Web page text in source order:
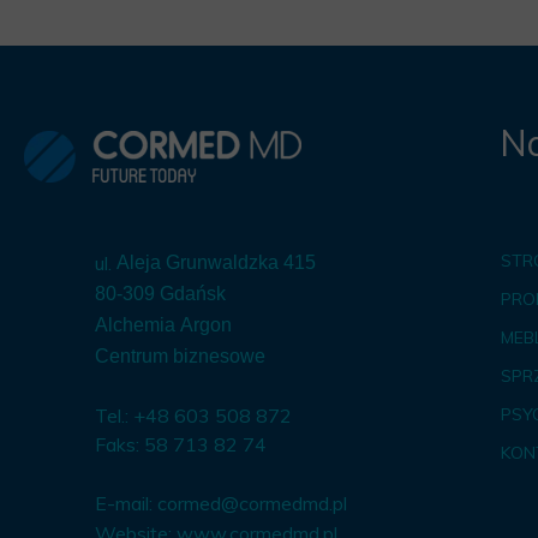
ul. Aleja Grunwaldzka 415
80-309 Gdańsk
Alchemia Argon
Centrum biznesowe
Tel.: +48 603 508 872
Faks: 58 713 82 74
E-mail: cormed@cormedmd.pl
Website: www.cormedmd.pl